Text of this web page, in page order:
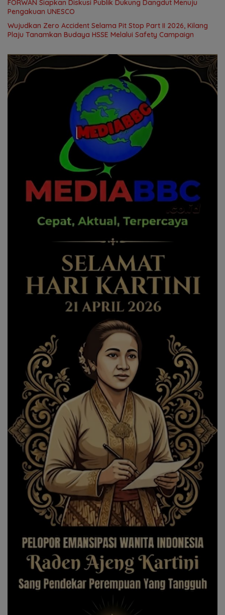
FORWAN Siapkan Diskusi Publik Dukung Dangdut Menuju
Pengakuan UNESCO
Wujudkan Zero Accident Selama Pit Stop Part II 2026, Kilang
Plaju Tanamkan Budaya HSSE Melalui Safety Campaign